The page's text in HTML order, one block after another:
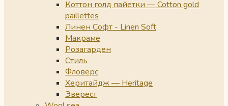
Коттон голд пайетки — Cotton gold
paillettes
Линен Софт - Linen Soft
Макраме
Розагарден
Стиль
Фловерс
Херитайдж — Heritage
Эверест